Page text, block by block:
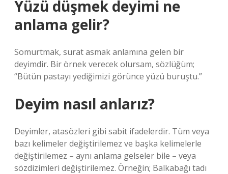
Yüzü düşmek deyimi ne
anlama gelir?
Somurtmak, surat asmak anlamına gelen bir
deyimdir. Bir örnek verecek olursam, sözlüğüm;
“Bütün pastayı yediğimizi görünce yüzü buruştu.”
Deyim nasıl anlarız?
Deyimler, atasözleri gibi sabit ifadelerdir. Tüm veya
bazı kelimeler değiştirilemez ve başka kelimelerle
değiştirilemez – aynı anlama gelseler bile – veya
sözdizimleri değiştirilemez. Örneğin; Balkabağı tadı